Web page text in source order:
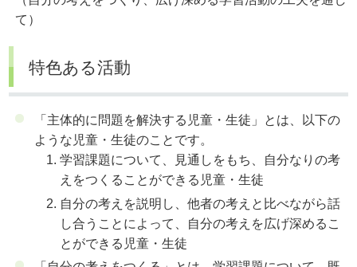
て）
特色ある活動
「主体的に問題を解決する児童・生徒」とは、以下の
ような児童・生徒のことです。
学習課題について、見通しをもち、自分なりの考
えをつくることができる児童・生徒
自分の考えを説明し、他者の考えと比べながら話
し合うことによって、自分の考えを広げ深めるこ
とができる児童・生徒